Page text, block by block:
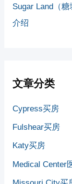
Sugar Land（
介绍
文章分类
Cypress买房
Fulshear买房
Katy买房
Medical Center